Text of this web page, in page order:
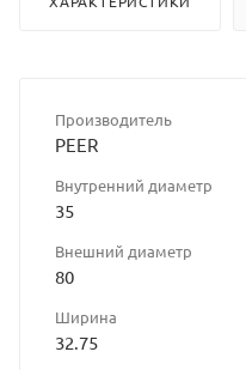
Производитель
PEER
Внутренний диаметр
35
Внешний диаметр
80
Ширина
32.75